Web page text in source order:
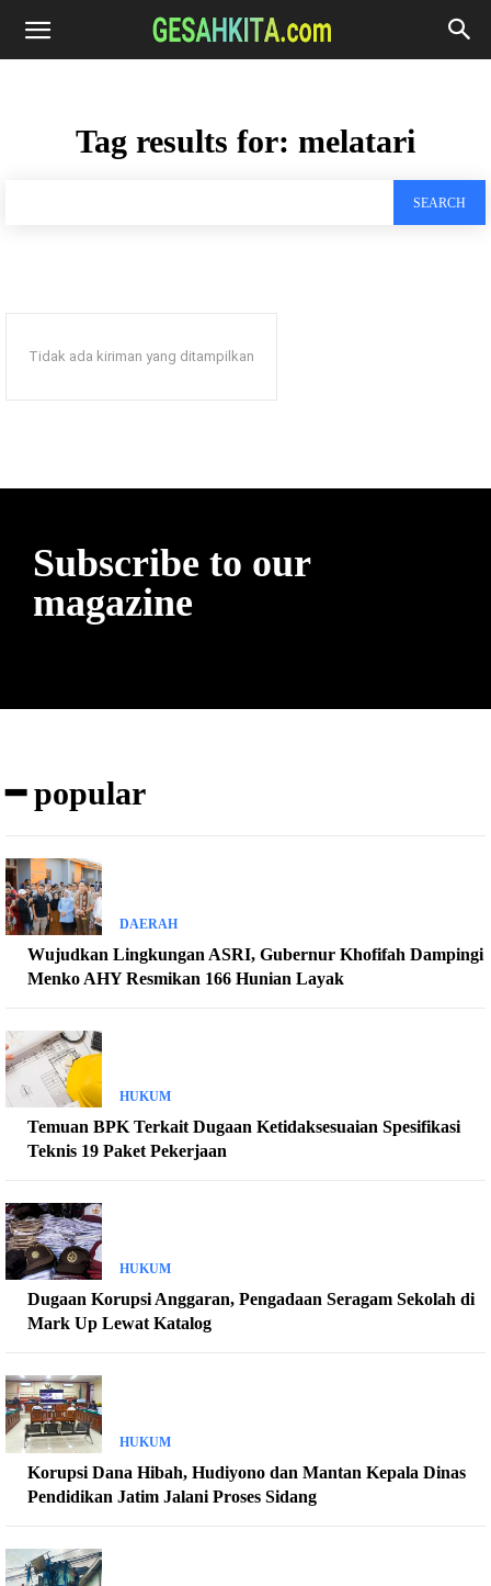
Tag results for: melatari
SEARCH
Tidak ada kiriman yang ditampilkan
Subscribe to our
magazine
━ popular
DAERAH
Wujudkan Lingkungan ASRI, Gubernur Khofifah Dampingi
Menko AHY Resmikan 166 Hunian Layak
HUKUM
Temuan BPK Terkait Dugaan Ketidaksesuaian Spesifikasi
Teknis 19 Paket Pekerjaan
HUKUM
Dugaan Korupsi Anggaran, Pengadaan Seragam Sekolah di
Mark Up Lewat Katalog
HUKUM
Korupsi Dana Hibah, Hudiyono dan Mantan Kepala Dinas
Pendidikan Jatim Jalani Proses Sidang